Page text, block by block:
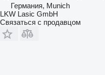
Германия, Munich
LKW Lasic GmbH
Связаться с продавцом